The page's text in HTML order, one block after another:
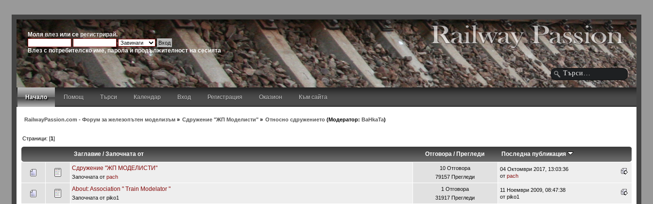
Молявлез или серегистрирай.
Влез с потребителско име, парола и продължителност на сесията
Начало Помощ Търси Календар Вход Регистрация Оказион Към сайта
RailwayPassion.com - Форум за железопътен моделизъм» Сдружение "ЖП Моделисти" » Относно сдружението (Модератор:BaHkaTa)
Страници: [1]
Заглавие/Започната от Отговора /Прегледи Последна публикация
Сдружение "ЖП МОДЕЛИСТИ"
Започната от pach
10 Отговора
79157 Прегледи
04 Октомври 2017, 13:03:36
от pach
About: Association " Тrain Мodelator "
Започната от piko1
1 Отговора
31917 Прегледи
11 Ноември 2009, 08:47:38
от piko1